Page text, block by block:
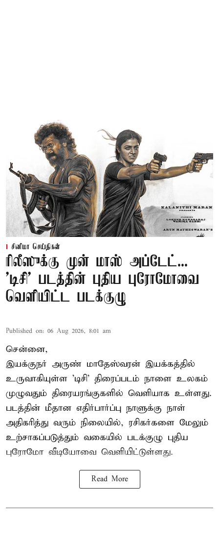
சினிமா செய்திகள்
ரிலீஸுக்கு முன் மாஸ் அப்டேட்...
'டிசி' படத்தின் புதிய புரோமோவை
வெளியிட்ட படக்குழு
Published on: 06 Aug 2026, 8:01 am
சென்னை,
இயக்குநர் அருண் மாதேஸ்வரன் இயக்கத்தில்
உருவாகியுள்ள 'டிசி' திரைப்படம் நாளை உலகம்
முழுவதும் திரையரங்குகளில் வெளியாக உள்ளது.
படத்தின் மீதான எதிர்பார்ப்பு நாளுக்கு நாள்
அதிகரித்து வரும் நிலையில், ரசிகர்களை மேலும்
உற்சாகப்படுத்தும் வகையில் படக்குழு புதிய
புரோமோ வீடியோவை வெளியிட்டுள்ளது.
Read More